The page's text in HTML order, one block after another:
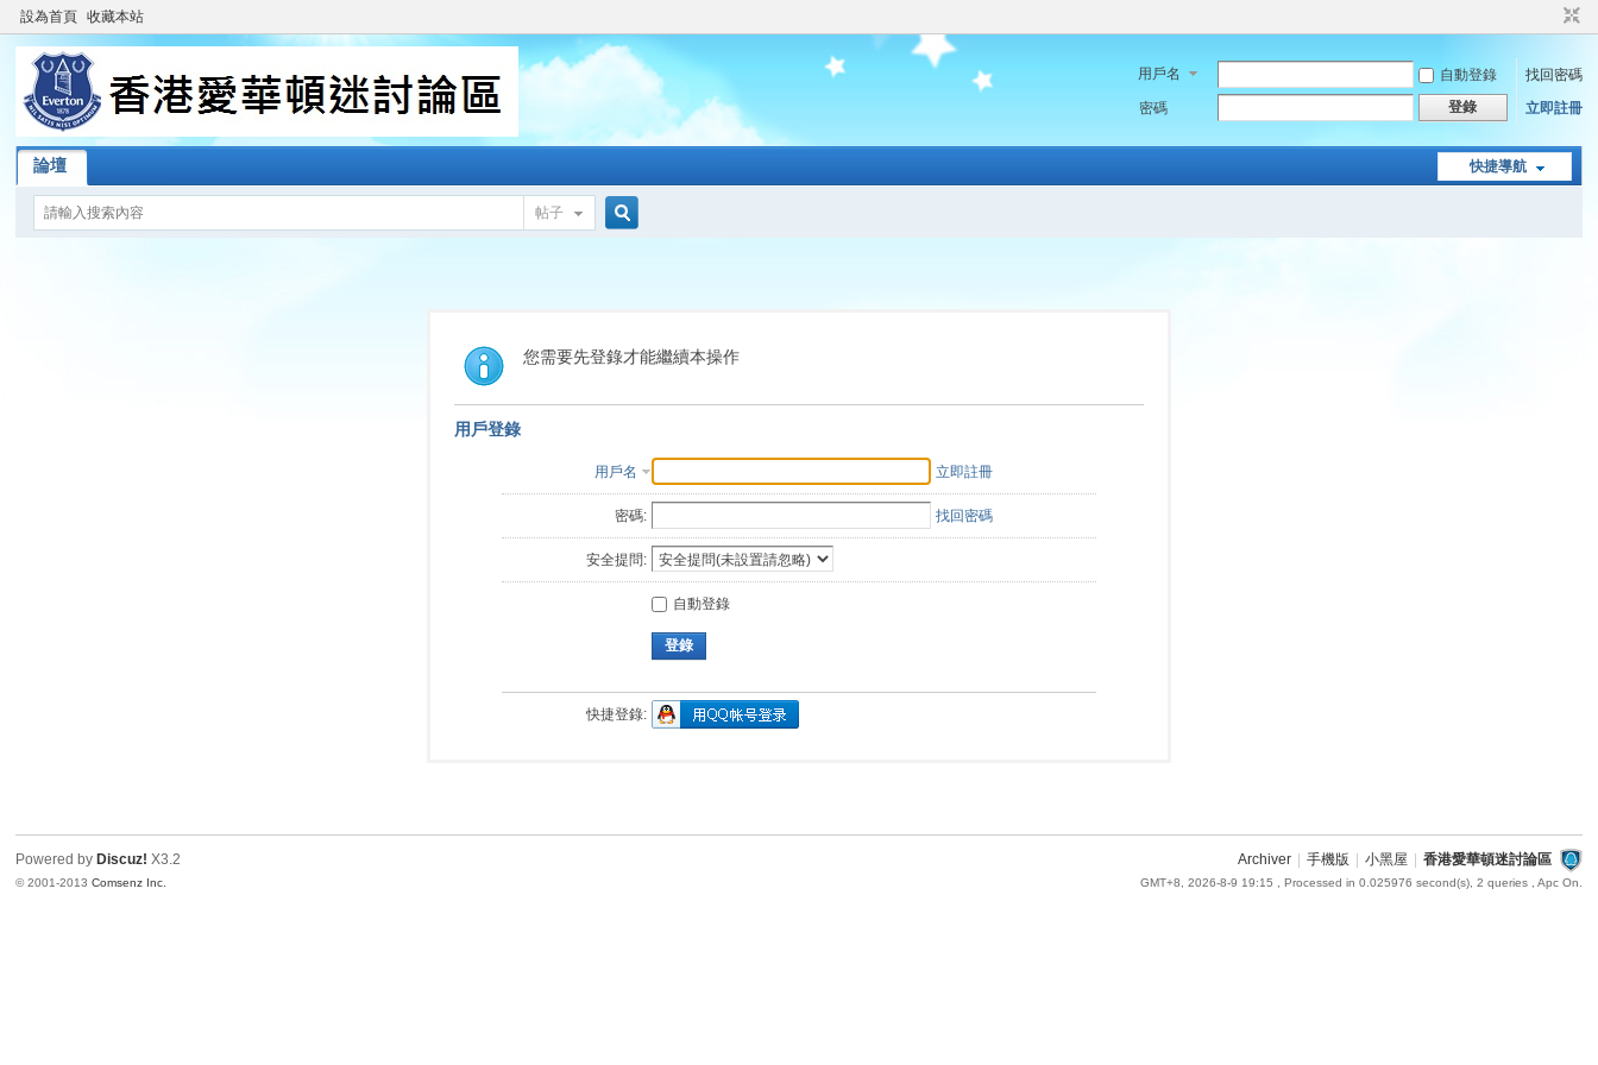
設為首頁 收藏本站
用戶名 自動登錄
找回密碼
密碼
登錄 立即註冊
快捷導航
論壇
帖子
索
您需要先登錄才能繼續本操作
用戶登錄
用戶名 立即註冊
密碼: 找回密碼
安全提問:
自動登錄
登錄
快捷登錄:
Archiver 手機版 小黑屋 香港愛華頓迷討論區
GMT+8, 2026-8-9 19:15 , Processed in 0.025976 second(s), 2 queries , Apc On.
Powered by Discuz! X3.2
© 2001-2013Comsenz Inc.